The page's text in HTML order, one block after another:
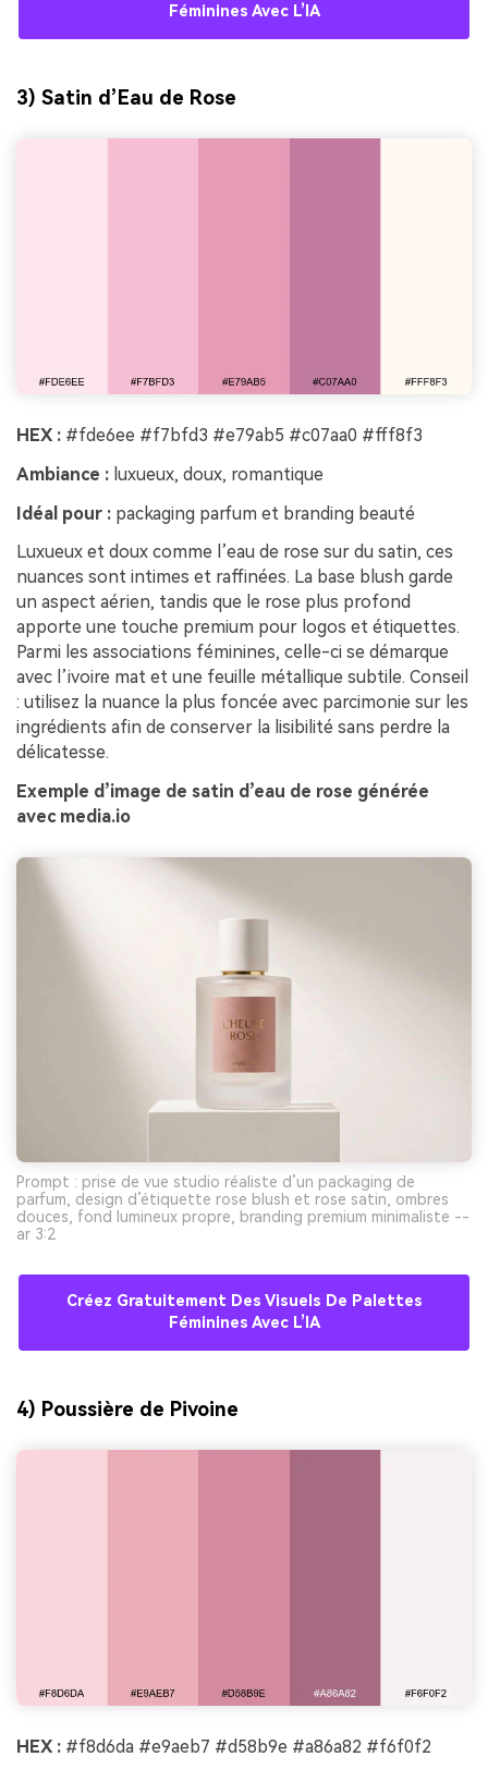
Féminines Avec L’IA
3) Satin d’Eau de Rose
HEX : #fde6ee #f7bfd3 #e79ab5 #c07aa0 #fff8f3
Ambiance : luxueux, doux, romantique
Idéal pour : packaging parfum et branding beauté
Luxueux et doux comme l’eau de rose sur du satin, ces
nuances sont intimes et raffinées. La base blush garde
un aspect aérien, tandis que le rose plus profond
apporte une touche premium pour logos et étiquettes.
Parmi les associations féminines, celle-ci se démarque
avec l’ivoire mat et une feuille métallique subtile. Conseil
: utilisez la nuance la plus foncée avec parcimonie sur les
ingrédients afin de conserver la lisibilité sans perdre la
délicatesse.
Exemple d’image de satin d’eau de rose générée
avec media.io
Prompt : prise de vue studio réaliste d’un packaging de
parfum, design d’étiquette rose blush et rose satin, ombres
douces, fond lumineux propre, branding premium minimaliste --
ar 3:2
Créez Gratuitement Des Visuels De Palettes
Féminines Avec L’IA
4) Poussière de Pivoine
HEX : #f8d6da #e9aeb7 #d58b9e #a86a82 #f6f0f2